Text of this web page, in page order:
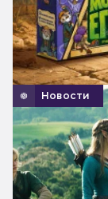
Новости